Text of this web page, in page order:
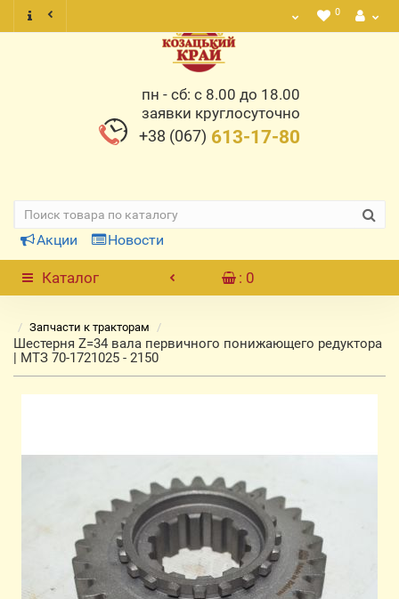
0
пн - сб: с 8.00 до 18.00
заявки круглосуточно
+38 (067) 613-17-80
Акции Новости
Каталог : 0
Запчасти к тракторам
Шестерня Z=34 вала первичного понижающего редуктора
| МТЗ 70-1721025 - 2150